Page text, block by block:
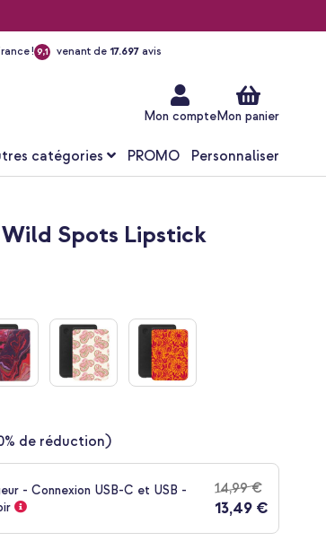
! 9,1 venant de 17.697 avis
Mon compteMon panier
catégories PROMO Personnaliser
Spots Lipstick
de réduction)
- Connexion USB-C et USB -
14,99 €
13,49 €